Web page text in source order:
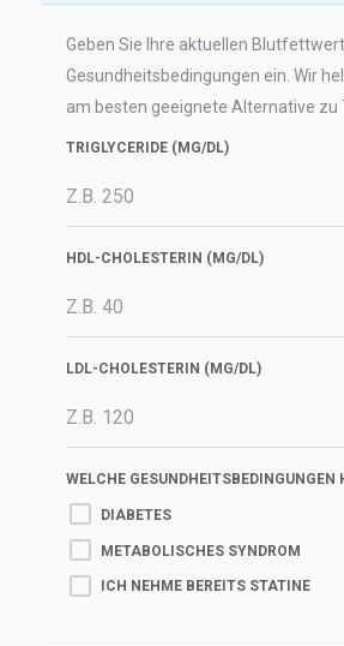
Geben Sie Ihre aktuellen
Gesundheitsbedingungen ein. Wir
am besten geeignete Alternative zu
TRIGLYCERIDE (MG/DL)
HDL-CHOLESTERIN (MG/DL)
LDL-CHOLESTERIN (MG/DL)
WELCHE GESUNDHEITSBEDINGUNGEN
DIABETES
METABOLISCHES SYNDROM
ICH NEHME BEREITS STATINE